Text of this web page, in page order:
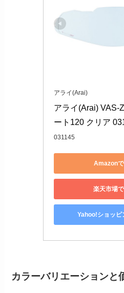
アライ(Arai)
アライ(Arai) VAS-
ート120 クリア
031145
Amazon
楽天市場
Yahoo!ショッピ
カラーバリエーションと